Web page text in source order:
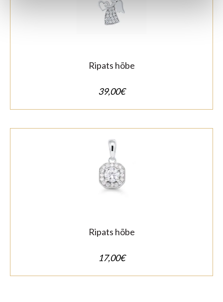
Ripats hõbe
39,00€
Ripats hõbe
17,00€